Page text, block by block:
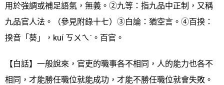
用於強調或補足語氣，無義。②九等：指九品中正制，又稱
九品官人法。（參見附錄十七）③白論：猶空言。④百揆：
揆音「葵」，kuí ㄎㄨㄟˊ。百官。
【白話】一般說來，官吏的職事各不相同，人的能力也各不
相同，才能勝任職位就能成功，才能不勝任職位就會失敗。